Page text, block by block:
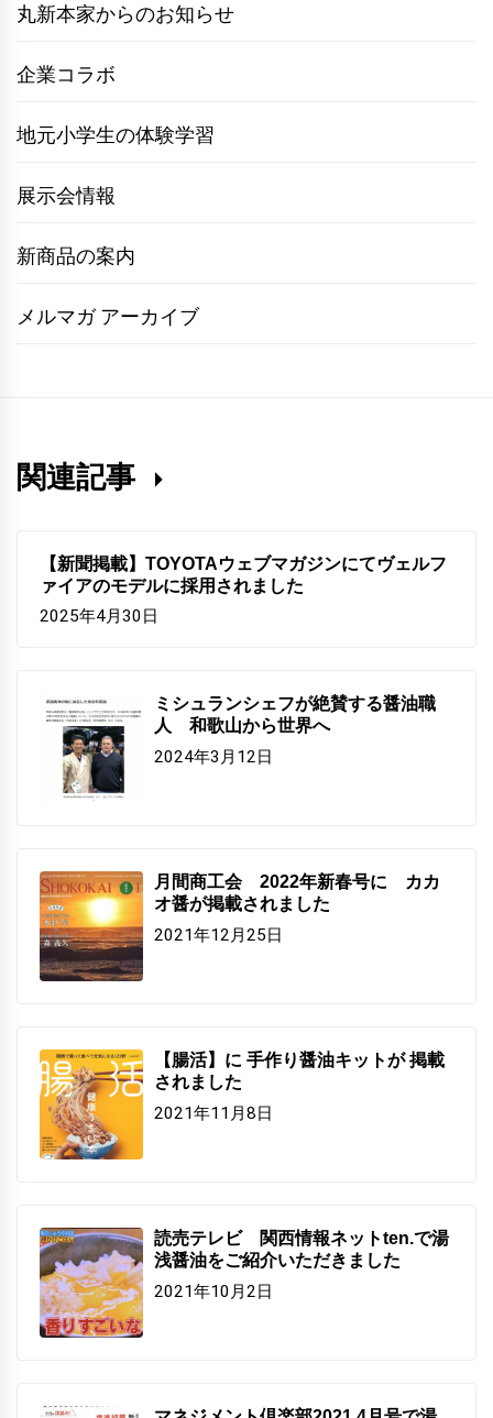
丸新本家からのお知らせ
企業コラボ
地元小学生の体験学習
展示会情報
新商品の案内
メルマガ アーカイブ
関連記事
【新聞掲載】TOYOTAウェブマガジンにてヴェルフ
ァイアのモデルに採用されました
2025年4月30日
ミシュランシェフが絶賛する醤油職
人 和歌山から世界へ
2024年3月12日
月間商工会 2022年新春号に カカ
オ醤が掲載されました
2021年12月25日
【腸活】に 手作り醤油キットが 掲載
されました
2021年11月8日
読売テレビ 関西情報ネットten.で湯
浅醤油をご紹介いただきました
2021年10月2日